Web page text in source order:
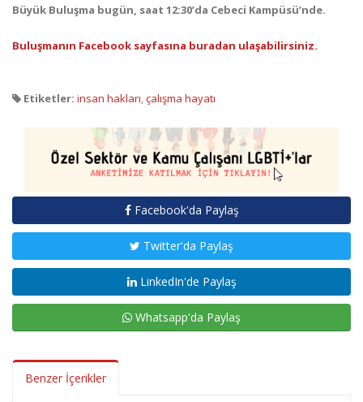
Büyük Buluşma bugün, saat 12:30’da Cebeci Kampüsü’nde.
Buluşmanın Facebook sayfasına buradan ulaşabilirsiniz.
Etiketler: insan hakları,çalışma hayatı
Facebook'da Paylaş
Twitter'da Paylaş
LinkedIn'de Paylaş
Whatsapp'da Paylaş
Benzer İçerikler